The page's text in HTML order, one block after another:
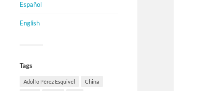
Español
English
Tags
Adolfo Pérez Esquivel China